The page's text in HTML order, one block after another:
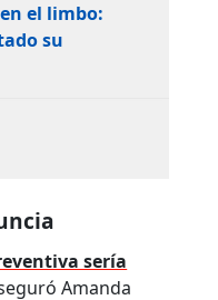
el limbo:
su
sería
Amanda